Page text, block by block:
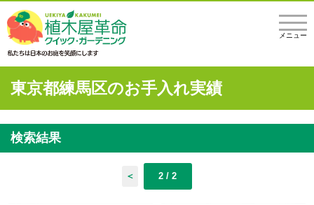
メニュー
東京都練馬区のお手入れ実績
検索結果
＜ 2 / 2